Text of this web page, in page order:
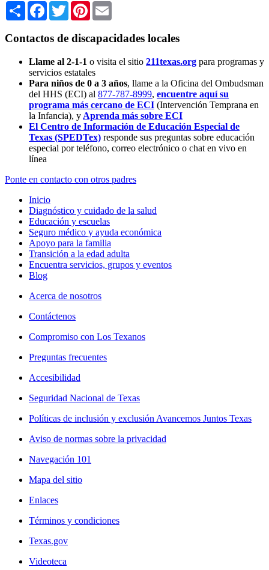
Share Facebook
TwitterPinterest
Contactos de discapacidades locales
Llame al 2-1-1 o visita el sitio 211texas.org para programas y
servicios estatales
Para niños de 0 a 3 años, llame a la Oficina del Ombudsman
del HHS (ECI) al 877-787-8999, encuentre aquí su
programa más cercano de ECI (Intervención Temprana en
la Infancia), y Aprenda más sobre ECI
El Centro de Información de Educación Especial de
Texas (SPEDTex) responde sus preguntas sobre educación
especial por teléfono, correo electrónico o chat en vivo en
línea
Ponte en contacto con otros padres
Inicio
Diagnóstico y cuidado de la salud
Educación y escuelas
Seguro médico y ayuda económica
Apoyo para la familia
Transición a la edad adulta
Encuentra servicios, grupos y eventos
Blog
Acerca de nosotros
Contáctenos
Compromiso con Los Texanos
Preguntas frecuentes
Accesibilidad
Seguridad Nacional de Texas
Políticas de inclusión y exclusión Avancemos Juntos Texas
Aviso de normas sobre la privacidad
Navegación 101
Mapa del sitio
Enlaces
Términos y condiciones
Texas.gov
Videoteca